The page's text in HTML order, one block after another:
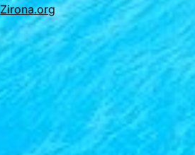
Zirona.org